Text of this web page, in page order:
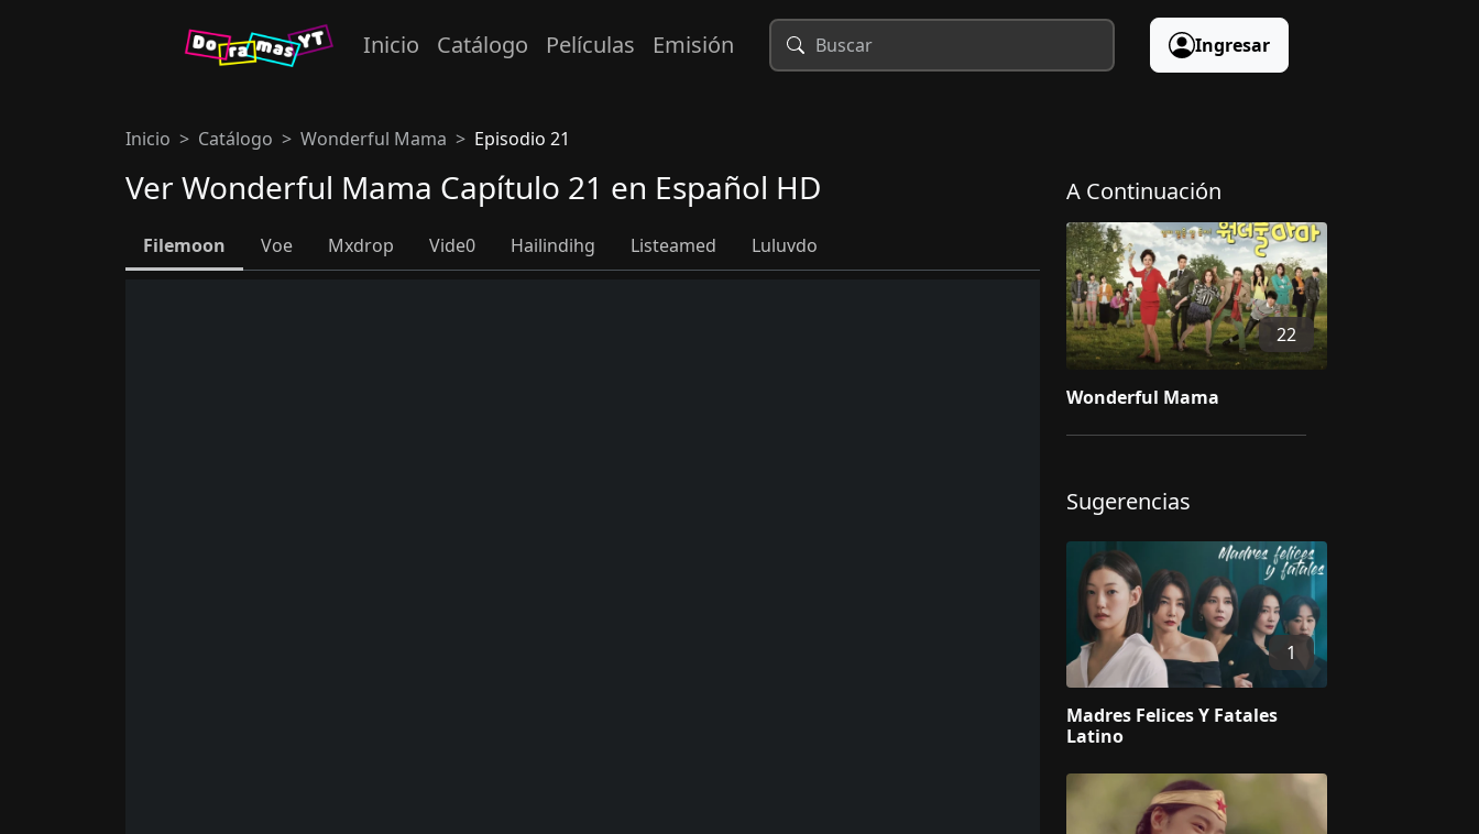
Inicio Catálogo Películas Emisión Ingresar
Inicio Catálogo Wonderful Mama Episodio 21
Ver Wonderful Mama Capítulo 21 en Español HD
Filemoon Voe Mxdrop Vide0 Hailindihg Listeamed Luluvdo
A Continuación
22
Wonderful Mama
Sugerencias
1
Madres Felices Y Fatales
Latino